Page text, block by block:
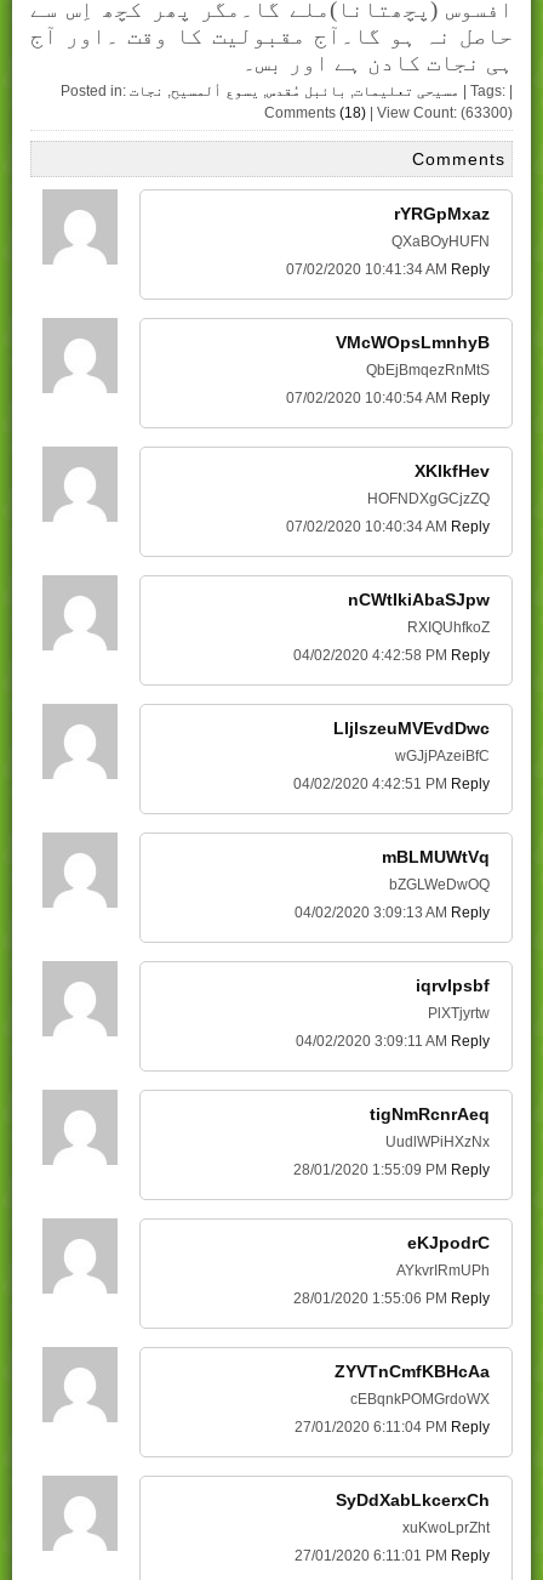
افسوس (پچھتانا)ملے گا۔مگر پھر کچھ اِس سے
حاصل نہ ہو گا۔آج مقبوليت کا وقت ۔اور آج
ہی نجات کادن ہے اور بس۔
Posted in: مسیحی تعلیمات, بائبل مُقدس, یسوع ألمسیح, نجات
| Tags: |
Comments (18) | View Count: (63300)
Comments
rYRGpMxaz
QXaBOyHUFN
07/02/2020 10:41:34 AM Reply
VMcWOpsLmnhyB
QbEjBmqezRnMtS
07/02/2020 10:40:54 AM Reply
XKlkfHev
HOFNDXgGCjzZQ
07/02/2020 10:40:34 AM Reply
nCWtIkiAbaSJpw
RXIQUhfkoZ
04/02/2020 4:42:58 PM Reply
LIjlszeuMVEvdDwc
wGJjPAzeiBfC
04/02/2020 4:42:51 PM Reply
mBLMUWtVq
bZGLWeDwOQ
04/02/2020 3:09:13 AM Reply
iqrvIpsbf
PlXTjyrtw
04/02/2020 3:09:11 AM Reply
tigNmRcnrAeq
UudlWPiHXzNx
28/01/2020 1:55:09 PM Reply
eKJpodrC
AYkvrIRmUPh
28/01/2020 1:55:06 PM Reply
ZYVTnCmfKBHcAa
cEBqnkPOMGrdoWX
27/01/2020 6:11:04 PM Reply
SyDdXabLkcerxCh
xuKwoLprZht
27/01/2020 6:11:01 PM Reply